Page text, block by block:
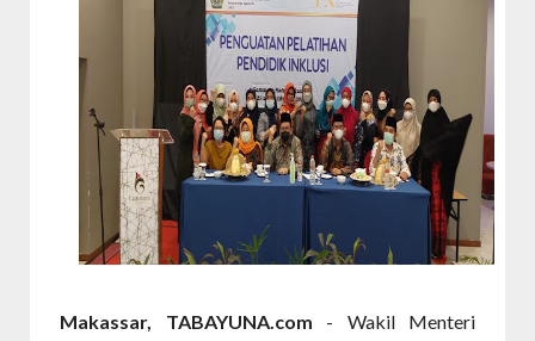
Makassar, TABAYUNA.com - Wakil Menteri